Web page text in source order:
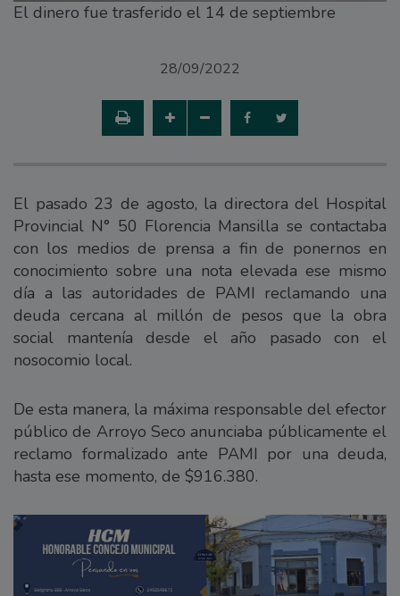
El dinero fue trasferido el 14 de septiembre
28/09/2022
El pasado 23 de agosto, la directora del Hospital
Provincial N° 50 Florencia Mansilla se contactaba
con los medios de prensa a fin de ponernos en
conocimiento sobre una nota elevada ese mismo
día a las autoridades de PAMI reclamando una
deuda cercana al millón de pesos que la obra
social mantenía desde el año pasado con el
nosocomio local.
De esta manera, la máxima responsable del efector
público de Arroyo Seco anunciaba públicamente el
reclamo formalizado ante PAMI por una deuda,
hasta ese momento, de $916.380.